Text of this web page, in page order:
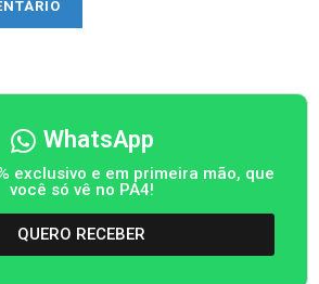
WhatsApp
exclusivo e em primeira mão, que
você só vê no PA4!
QUERO RECEBER